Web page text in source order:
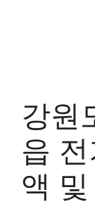
강원
읍
액